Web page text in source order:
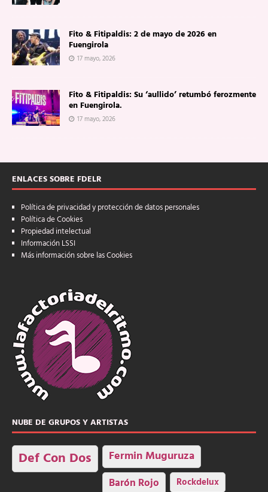
Fito & Fitipaldis: 2 de mayo de 2026 en
Fuengirola
17 mayo, 2026
Fito & Fitipaldis: Su ‘aullido’ retumbó ferozmente
en Fuengirola.
17 mayo, 2026
ENLACES SOBRE FDELR
Política de privacidad y protección de datos personales
Política de Cookies
Propiedad intelectual
Información LSSI
Más información sobre las Cookies
NUBE DE GRUPOS Y ARTISTAS
Def Con Dos Fermin Muguruza
Barón Rojo Rockdelux